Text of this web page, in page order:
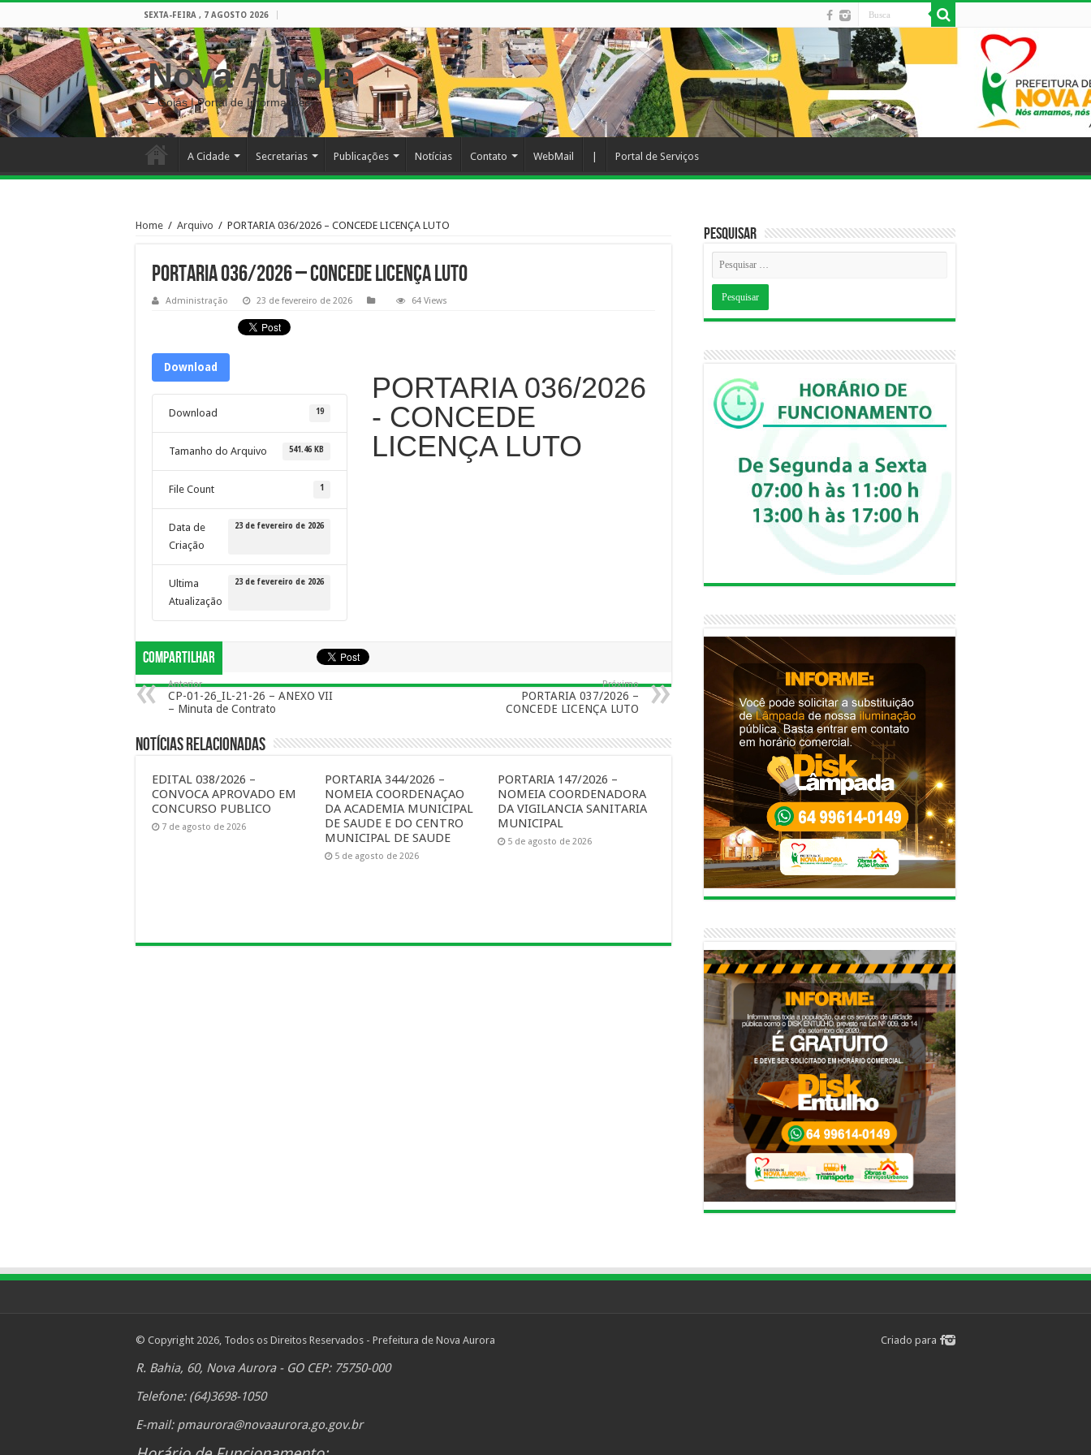
SEXTA-FEIRA , 7 AGOSTO 2026
Nova Aurora
– Goiás | Portal de Informações
A Cidade Secretarias Publicações Notícias Contato WebMail Portal de Serviços
Home / Arquivo / PORTARIA 036/2026 – CONCEDE LICENÇA LUTO
PORTARIA 036/2026 – CONCEDE LICENÇA LUTO
Administração 23 de fevereiro de 2026 64 Views
Download
Download 19
Tamanho do Arquivo 541.46 KB
File Count 1
Data de
Criação
23 de fevereiro de 2026
Ultima
Atualização
23 de fevereiro de 2026
PORTARIA 036/2026
- CONCEDE
LICENÇA LUTO
Compartilhar
Anterior
CP-01-26_IL-21-26 – ANEXO VII
– Minuta de Contrato
Próximo
PORTARIA 037/2026 –
CONCEDE LICENÇA LUTO
Notícias Relacionadas
EDITAL 038/2026 –
CONVOCA APROVADO EM
CONCURSO PUBLICO
7 de agosto de 2026
PORTARIA 344/2026 –
NOMEIA COORDENAÇAO
DA ACADEMIA MUNICIPAL
DE SAUDE E DO CENTRO
MUNICIPAL DE SAUDE
5 de agosto de 2026
PORTARIA 147/2026 –
NOMEIA COORDENADORA
DA VIGILANCIA SANITARIA
MUNICIPAL
5 de agosto de 2026
Pesquisar
Criado para
© Copyright 2026, Todos os Direitos Reservados - Prefeitura de Nova Aurora
R. Bahia, 60, Nova Aurora - GO CEP: 75750-000
Telefone: (64)3698-1050
E-mail: pmaurora@novaaurora.go.gov.br